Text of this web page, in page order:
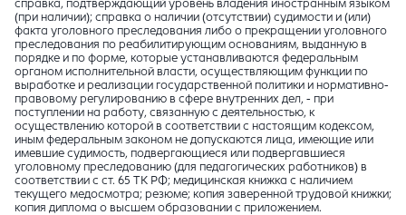
справка, подтверждающий уровень владения иностранным языком
(при наличии); справка о наличии (отсутствии) судимости и (или)
факта уголовного преследования либо о прекращении уголовного
преследования по реабилитирующим основаниям, выданную в
порядке и по форме, которые устанавливаются федеральным
органом исполнительной власти, осуществляющим функции по
выработке и реализации государственной политики и нормативно-
правовому регулированию в сфере внутренних дел, - при
поступлении на работу, связанную с деятельностью, к
осуществлению которой в соответствии с настоящим кодексом,
иным федеральным законом не допускаются лица, имеющие или
имевшие судимость, подвергающиеся или подвергавшиеся
уголовному преследованию (для педагогических работников) в
соответствии с ст. 65 ТК РФ; медицинская книжка с наличием
текущего медосмотра; резюме; копия заверенной трудовой книжки;
копия диплома о высшем образовании с приложением.